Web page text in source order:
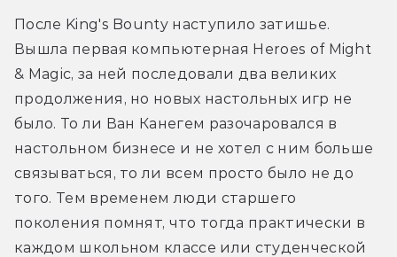
После King's Bounty наступило затишье.
Вышла первая компьютерная Heroes of Might
& Magic, за ней последовали два великих
продолжения, но новых настольных игр не
было. То ли Ван Канегем разочаровался в
настольном бизнесе и не хотел с ним больше
связываться, то ли всем просто было не до
того. Тем временем люди старшего
поколения помнят, что тогда практически в
каждом школьном классе или студенческой